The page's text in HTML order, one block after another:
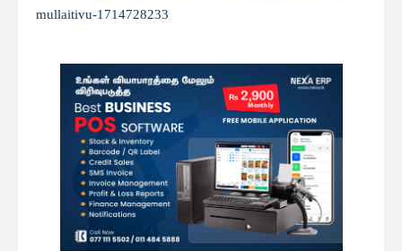
mullaitivu-1714728233